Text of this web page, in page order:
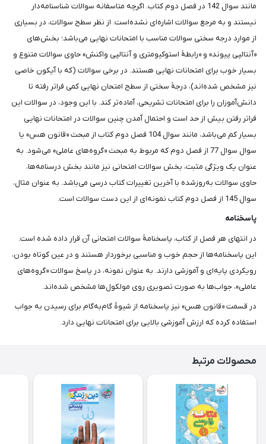
مانند سوال 142 در فصل دوم کتاب. اگرچه متاسفانه سوالات شناسنامه‌دار
نیستند و به مرجع سوالات اشاره‌ای نشده‌است. از نظر سطح سوالات، در بسیاری
از موارد درجه سختی سوالات مناسب با امتحانات نهایی می‌باشد؛ بخش‌های
«آنتالپی پیوند» و «رابطۀ استوکیومتری و آنتالپی واکنش» حاوی سوالات متنوع و
بسیار خوب برای امتحانات نهایی هستند. در برخی سوالات (که با آیکون خاصی
نیز مشخص شده‌اند)، درجۀ سختی از سطح امتحان نهایی کمی فراتر رفته تا
دانش‌آموزان را برای امتحانات تشریحی، آماده‌تر کند. با این وجود، در سوالات این
فراتر رفتن بیش از حد است و احتمال آمدن چنین سوالات در امتحانات نهایی
بسیار کم می‌باشد، مانند سوال 104 فصل دوم کتاب از مبحث «قانون هس» یا
سوال سوال 77 از فصل دوم که مربوط به مبحث «گروه‌های عاملی» می‌شود. به
عنوان یک ویژگی مثبت، بخش سوالات امتحانی نیز مانند بخش درسنامه‌ها،
حاوی سوالات به‌روزشده با آخرین تغییرات کتاب درسی می‌باشد. به عنوان مثال،
سوال 145 از فصل دوم کتاب نمونه‌ای از این دست سوالات است.
پاسخنامه
در انتهای هر فصل از کتاب، پاسخنامۀ سوالات امتحانی آن قرار داده شده است.
این پاسخنامه‌ها از حجم خوب و مناسبی برخوردار هستند و در عین کوتاه بودن،
رویکردی پایه‌ای و آموزشی دارند. به عنوان نمونه، در پاسخ سوالات «گروه‌های
عاملی»، جواب‌ها به صورت تصویری روی مولکول‌ها مشخص شده‌اند.
در قسمت «قانون هس» نیز پاسخنامه از شیوۀ گام‌به‌گام برای رسیدن به جواب
استفاده کرده که ارزش آموزشی بالایی برای امتحانات نهایی دارد.
محصولات مرتبط